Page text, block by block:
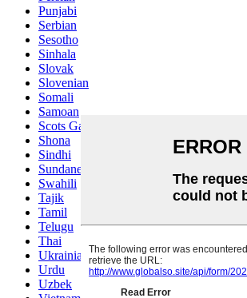
Punjabi
Serbian
Sesotho
Sinhala
Slovak
Slovenian
Somali
Samoan
Scots Gaelic
Shona
Sindhi
Sundanese
Swahili
Tajik
Tamil
Telugu
Thai
Ukrainian
Urdu
Uzbek